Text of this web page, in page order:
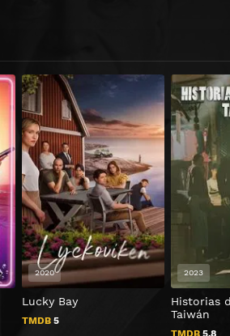
Lucky Bay
TMDB5
2020
Historias
Taiwán
2023